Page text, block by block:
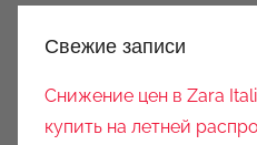
Свежие записи
Снижение цен в Zara
купить на летней